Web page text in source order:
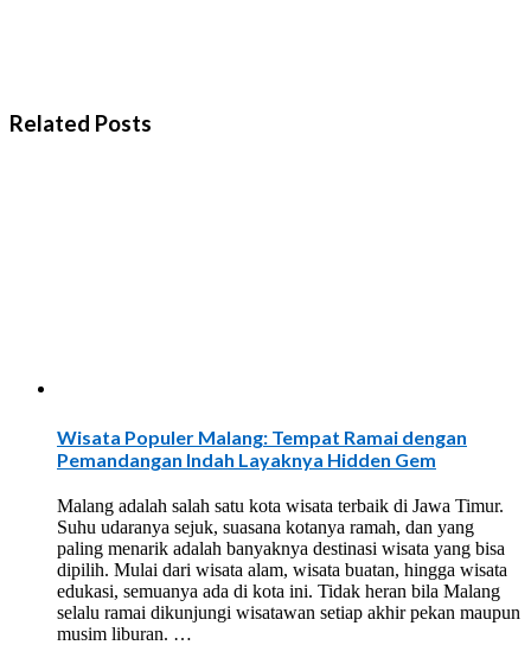
Related Posts
Wisata Populer Malang: Tempat Ramai dengan
Pemandangan Indah Layaknya Hidden Gem
Malang adalah salah satu kota wisata terbaik di Jawa Timur.
Suhu udaranya sejuk, suasana kotanya ramah, dan yang
paling menarik adalah banyaknya destinasi wisata yang bisa
dipilih. Mulai dari wisata alam, wisata buatan, hingga wisata
edukasi, semuanya ada di kota ini. Tidak heran bila Malang
selalu ramai dikunjungi wisatawan setiap akhir pekan maupun
musim liburan. …